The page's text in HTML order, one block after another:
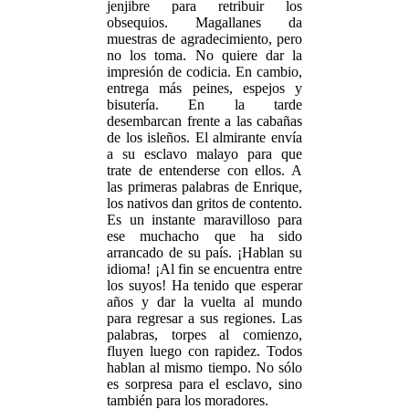
jenjibre para retribuir los
obsequios. Magallanes da
muestras de agradecimiento, pero
no los toma. No quiere dar la
impresión de codicia. En cambio,
entrega más peines, espejos y
bisutería. En la tarde
desembarcan frente a las cabañas
de los isleños. El almirante envía
a su esclavo malayo para que
trate de entenderse con ellos. A
las primeras palabras de Enrique,
los nativos dan gritos de contento.
Es un instante maravilloso para
ese muchacho que ha sido
arrancado de su país. ¡Hablan su
idioma! ¡Al fin se encuentra entre
los suyos! Ha tenido que esperar
años y dar la vuelta al mundo
para regresar a sus regiones. Las
palabras, torpes al comienzo,
fluyen luego con rapidez. Todos
hablan al mismo tiempo. No sólo
es sorpresa para el esclavo, sino
también para los moradores.